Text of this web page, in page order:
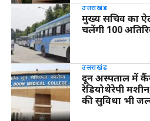
उत्तराखंड
मुख्य सचिव का
चलेंगी 100
उत्तराखंड
दून अस्पताल में
रेडियोथेरेपी
की सुविधा भी